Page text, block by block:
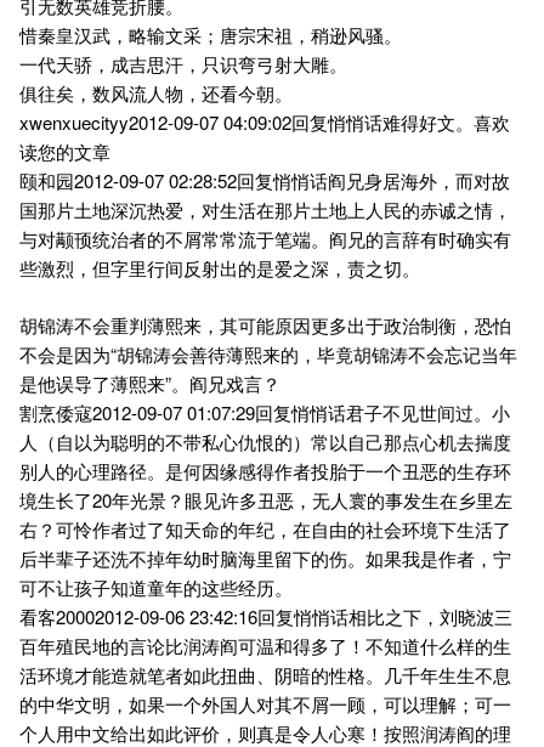
引无数英雄竞折腰。
惜秦皇汉武，略输文采；唐宗宋祖，稍逊风骚。
一代天骄，成吉思汗，只识弯弓射大雕。
俱往矣，数风流人物，还看今朝。
xwenxuecityy2012-09-07 04:09:02回复悄悄话难得好文。喜欢
读您的文章
颐和园2012-09-07 02:28:52回复悄悄话阎兄身居海外，而对故
国那片土地深沉热爱，对生活在那片土地上人民的赤诚之情，
与对颟顸统治者的不屑常常流于笔端。阎兄的言辞有时确实有
些激烈，但字里行间反射出的是爱之深，责之切。
胡锦涛不会重判薄熙来，其可能原因更多出于政治制衡，恐怕
不会是因为“胡锦涛会善待薄熙来的，毕竟胡锦涛不会忘记当年
是他误导了薄熙来”。阎兄戏言？
割烹倭寇2012-09-07 01:07:29回复悄悄话君子不见世间过。小
人（自以为聪明的不带私心仇恨的）常以自己那点心机去揣度
别人的心理路径。是何因缘感得作者投胎于一个丑恶的生存环
境生长了20年光景？眼见许多丑恶，无人寰的事发生在乡里左
右？可怜作者过了知天命的年纪，在自由的社会环境下生活了
后半辈子还洗不掉年幼时脑海里留下的伤。如果我是作者，宁
可不让孩子知道童年的这些经历。
看客20002012-09-06 23:42:16回复悄悄话相比之下，刘晓波三
百年殖民地的言论比润涛阎可温和得多了！不知道什么样的生
活环境才能造就笔者如此扭曲、阴暗的性格。几千年生生不息
的中华文明，如果一个外国人对其不屑一顾，可以理解；可一
个人用中文给出如此评价，则真是令人心寒！按照润涛阎的理